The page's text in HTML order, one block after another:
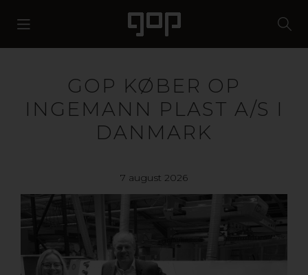
GOP KØBER OP
INGEMANN PLAST A/S I
DANMARK
7 august 2026